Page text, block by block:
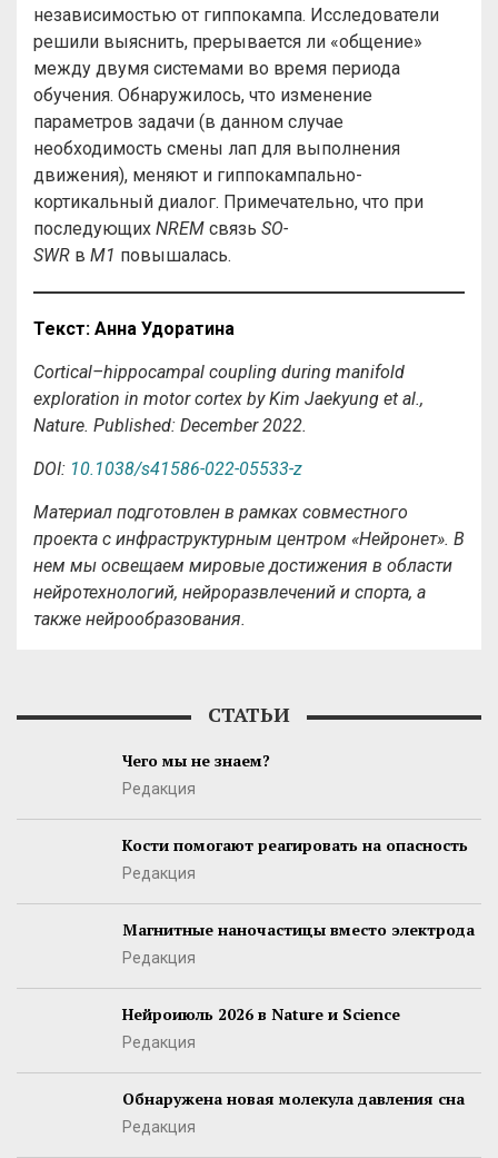
независимостью от гиппокампа. Исследователи
решили выяснить, прерывается ли «общение»
между двумя системами во время периода
обучения. Обнаружилось, что изменение
параметров задачи (в данном случае
необходимость смены лап для выполнения
движения), меняют и гиппокампально-
кортикальный диалог. Примечательно, что при
последующих NREM связь SO-
SWR в M1 повышалась.
Текст: Анна Удоратина
Cortical–hippocampal coupling during manifold
exploration in motor cortex by Kim Jaekyung et al.,
Nature. Published: December 2022.
DOI: 10.1038/s41586-022-05533-z
Материал подготовлен в рамках совместного
проекта с инфраструктурным центром «Нейронет». В
нем мы освещаем мировые достижения в области
нейротехнологий, нейроразвлечений и спорта, а
также нейрообразования.
СТАТЬИ
Чего мы не знаем?
Редакция
Кости помогают реагировать на опасность
Редакция
Магнитные наночастицы вместо электрода
Редакция
Нейроиюль 2026 в Nature и Science
Редакция
Обнаружена новая молекула давления сна
Редакция